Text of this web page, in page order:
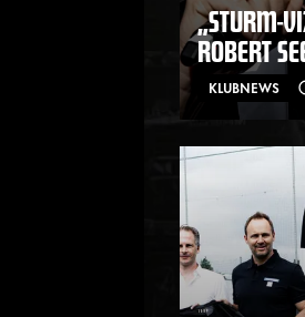
„STURM-
ROBERT
KLUBNEWS